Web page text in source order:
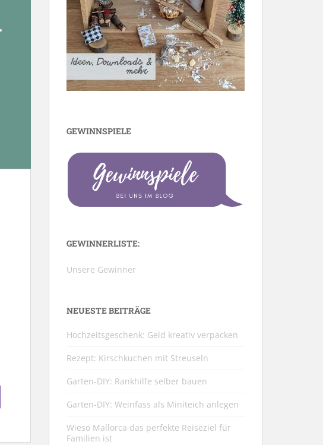
GEWINNSPIELE
GEWINNERLISTE:
Unsere Gewinner
NEUESTE BEITRÄGE
Hochzeitsgeschenk: Geld kreativ verpacken
Rezept: Kirschkuchen mit Streuseln
Garten-DIY: Rankhilfe selber bauen
Garten-DIY: Weinfass als Miniteich anlegen
Wieso Mallorca das perfekte Reiseziel für
Familien ist